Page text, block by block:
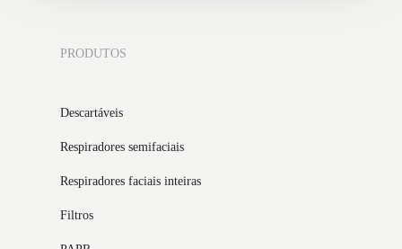
PRODUTOS
Descartáveis
Respiradores semifaciais
Respiradores faciais inteiras
Filtros